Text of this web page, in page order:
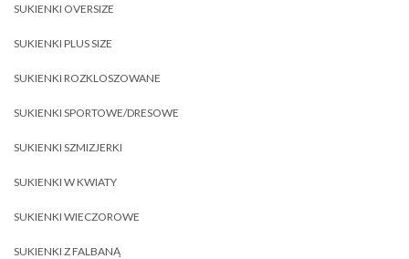
SUKIENKI OVERSIZE
SUKIENKI PLUS SIZE
SUKIENKI ROZKLOSZOWANE
SUKIENKI SPORTOWE/DRESOWE
SUKIENKI SZMIZJERKI
SUKIENKI W KWIATY
SUKIENKI WIECZOROWE
SUKIENKI Z FALBANĄ